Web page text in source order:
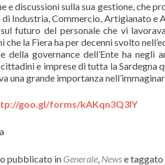
e discussioni sulla sua gestione, che
di Industria, Commercio, Artigianato e
futuro del personale che vi
che la Fiera ha per decenni svolto
della governance dell’Ente ha
e imprese di tutta la Sardegna
una grande importanza
goo.gl/forms/kAKqn3Q3lY
pubblicato in Generale, Newse taggato